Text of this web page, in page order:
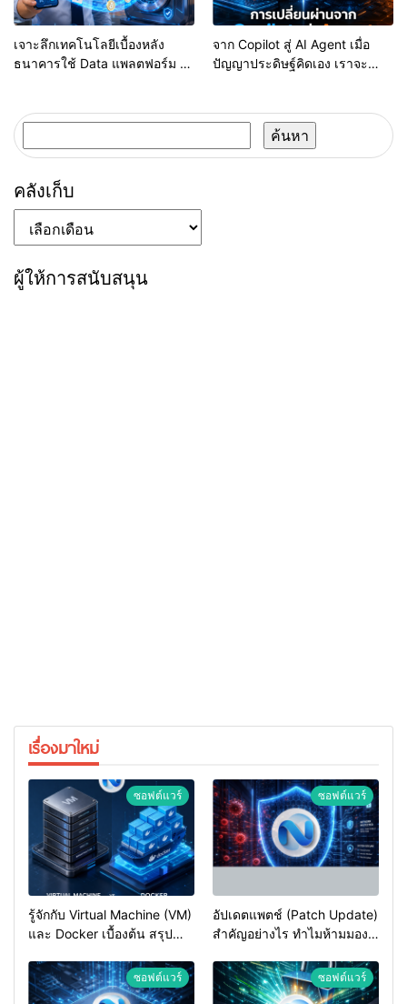
เจาะลึกเทคโนโลยีเบื้องหลัง
ธนาคารใช้ Data แพลตฟอร์ม E-
อย่างไร?
จาก Copilot สู่ AI Agent เมื่อ
ปัญญาประดิษฐ์คิดเอง เราจะ
ค้นหา
สำหรับ:
คลังเก็บ
คลัง
เก็บ
ผู้ให้การสนับสนุน
เรื่องมาใหม่
ซอฟต์แวร์
รู้จักกับ Virtual Machine (VM)
และ Docker เบื้องต้น สรุป
เข้าใจง่าย
ซอฟต์แวร์
อัปเดตแพตช์ (Patch Update)
สำคัญอย่างไร ทำไมห้ามมอง
ซอฟต์แวร์ ซอฟต์แวร์